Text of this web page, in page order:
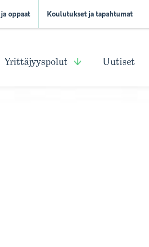
oppaat Koulutukset ja tapahtumat
Yrittäjyyspolut Uutiset